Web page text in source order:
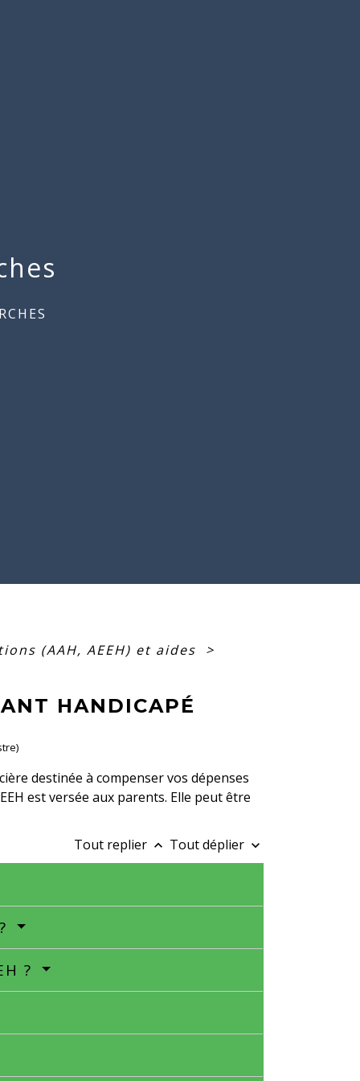
(AAH, AEEH) et aides
>
HANDICAPÉ
destinée à compenser vos dépenses
est versée aux parents. Elle peut être
Tout replier keyboard_arrow_up Tout déplier keyboard_arrow_down
?